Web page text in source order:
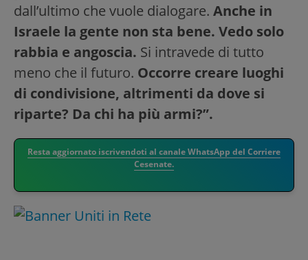
dall’ultimo che vuole dialogare. Anche in
Israele la gente non sta bene. Vedo solo
rabbia e angoscia. Si intravede di tutto
meno che il futuro. Occorre creare luoghi
di condivisione, altrimenti da dove si
riparte? Da chi ha più armi?”.
Resta aggiornato iscrivendoti al canale WhatsApp del Corriere
Cesenate.